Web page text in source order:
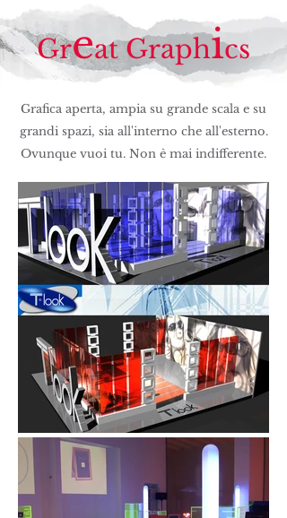
Great Graphics
Grafica aperta, ampia su grande scala e su
grandi spazi, sia all'interno che all'esterno.
Ovunque vuoi tu. Non è mai indifferente.